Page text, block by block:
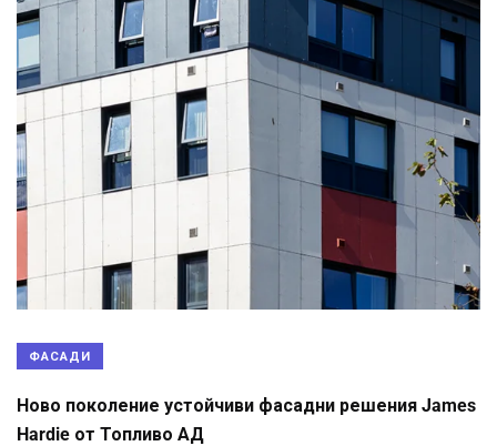
ФАСАДИ
Ново поколение устойчиви фасадни решения James
Hardie от Топливо АД